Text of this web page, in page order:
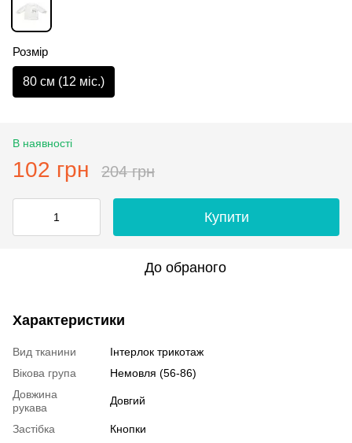
Розмір
80 см (12 мiс.)
В наявності
102 грн 204 грн
Купити
До обраного
Характеристики
Вид тканини
Інтерлок трикотаж
Вікова група
Немовля (56-86)
Довжина
рукава
Довгий
Застібка
Кнопки